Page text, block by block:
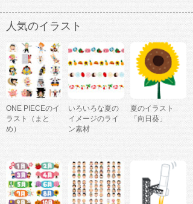
人気のイラスト
ONE PIECEのイ
ラスト（まと
め）
いろいろな夏の
イメージのライ
ン素材
夏のイラスト
「向日葵」